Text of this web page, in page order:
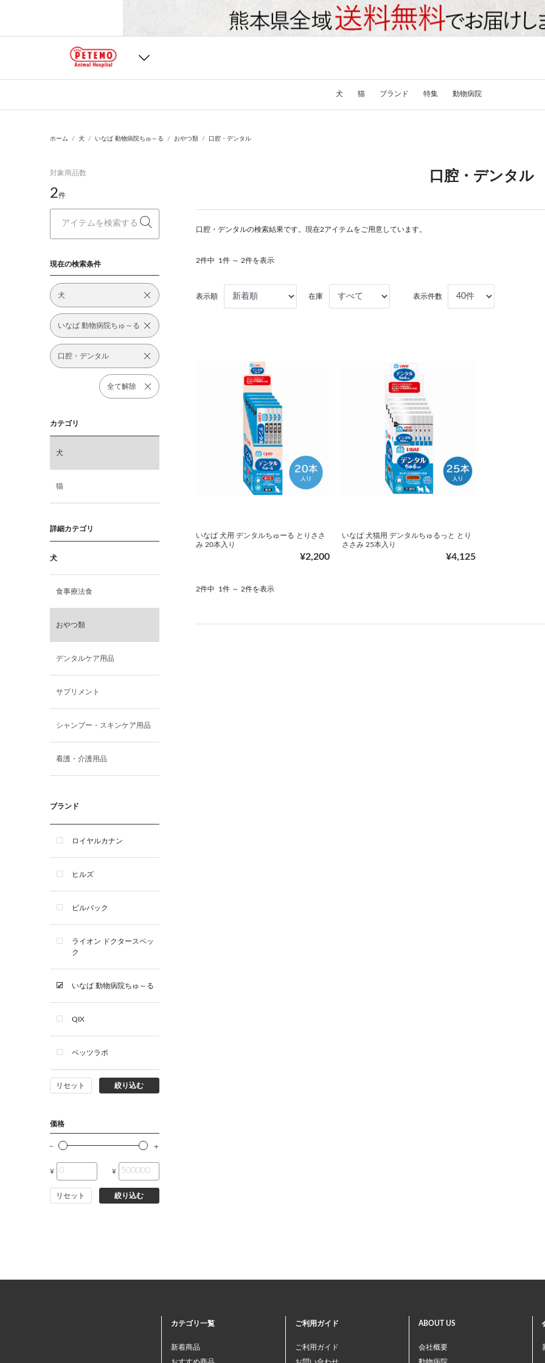
犬 猫 ブランド 特集 動物病院
ホーム 犬 いなば 動物病院ちゅ～る おやつ類 口腔・デンタル
対象商品数
2件
現在の検索条件
犬
いなば 動物病院ちゅ～る
口腔・デンタル
全て解除
カテゴリ
犬
猫
詳細カテゴリ
犬
食事療法食
おやつ類
デンタルケア用品
サプリメント
シャンプー・スキンケア用品
看護・介護用品
ブランド
ロイヤルカナン
ヒルズ
ビルバック
ライオン ドクタースペッ
ク
いなば 動物病院ちゅ～る
QIX
ベッツラボ
リセット 絞り込む
価格
¥ ¥
リセット 絞り込む
口腔・デンタル
口腔・デンタルの検索結果です。現在2アイテムをご用意しています。
2件中 1件 ～ 2件を表示
表示順 在庫 表示件数
いなば 犬用 デンタルちゅーる とりささ
み 20本入り
¥2,200
いなば 犬猫用 デンタルちゅるっと とり
ささみ 25本入り
¥4,125
2件中 1件 ～ 2件を表示
カテゴリ一覧
新着商品
ご利用ガイド
ご利用ガイド
ABOUT US
会社概要